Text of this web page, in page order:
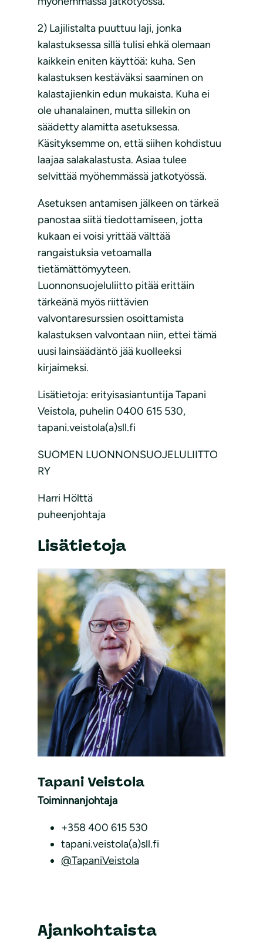
2) Lajilistalta puuttuu laji, jonka
kalastuksessa sillä tulisi ehkä olemaan
kaikkein eniten käyttöä: kuha. Sen
kalastuksen kestäväksi saaminen on
kalastajienkin edun mukaista. Kuha ei
ole uhanalainen, mutta sillekin on
säädetty alamitta asetuksessa.
Käsityksemme on, että siihen kohdistuu
laajaa salakalastusta. Asiaa tulee
selvittää myöhemmässä jatkotyössä.
Asetuksen antamisen jälkeen on tärkeä
panostaa siitä tiedottamiseen, jotta
kukaan ei voisi yrittää välttää
rangaistuksia vetoamalla
tietämättömyyteen.
Luonnonsuojeluliitto pitää erittäin
tärkeänä myös riittävien
valvontaresurssien osoittamista
kalastuksen valvontaan niin, ettei tämä
uusi lainsäädäntö jää kuolleeksi
kirjaimeksi.
Lisätietoja: erityisasiantuntija Tapani
Veistola, puhelin 0400 615 530,
tapani.veistola(a)sll.fi
SUOMEN LUONNONSUOJELULIITTO
RY
Harri Hölttä
puheenjohtaja
Lisätietoja
Toiminnanjohtaja
Tapani Veistola
+358 400 615 530
tapani.veistola(a)sll.fi
@TapaniVeistola
Ajankohtaista